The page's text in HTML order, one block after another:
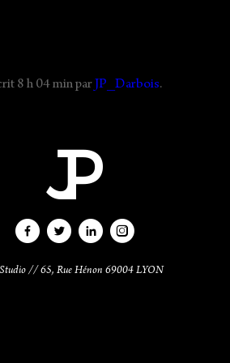
maxchaoul-
8 h 04 minpar JP_Darbois.
// 65, Rue Hénon 69004 LYON